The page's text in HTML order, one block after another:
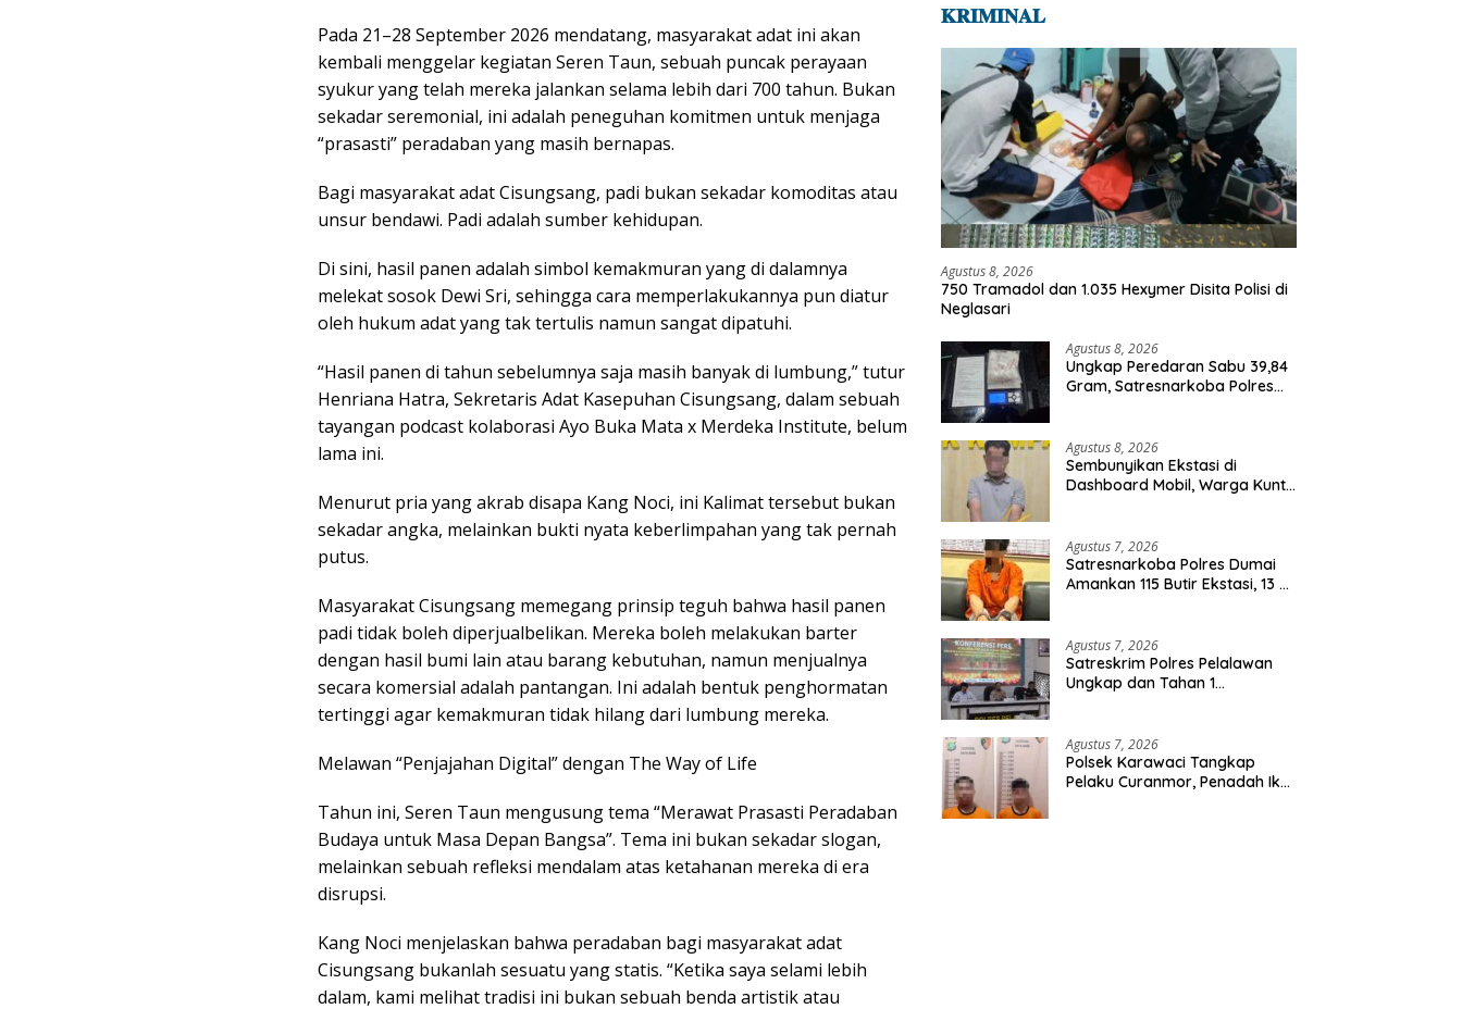
Pada 21–28 September 2026 mendatang, masyarakat adat ini akan
kembali menggelar kegiatan Seren Taun, sebuah puncak perayaan
syukur yang telah mereka jalankan selama lebih dari 700 tahun. Bukan
sekadar seremonial, ini adalah peneguhan komitmen untuk menjaga
“prasasti” peradaban yang masih bernapas.
Bagi masyarakat adat Cisungsang, padi bukan sekadar komoditas atau
unsur bendawi. Padi adalah sumber kehidupan.
Di sini, hasil panen adalah simbol kemakmuran yang di dalamnya
melekat sosok Dewi Sri, sehingga cara memperlakukannya pun diatur
oleh hukum adat yang tak tertulis namun sangat dipatuhi.
“Hasil panen di tahun sebelumnya saja masih banyak di lumbung,” tutur
Henriana Hatra, Sekretaris Adat Kasepuhan Cisungsang, dalam sebuah
tayangan podcast kolaborasi Ayo Buka Mata x Merdeka Institute, belum
lama ini.
Menurut pria yang akrab disapa Kang Noci, ini Kalimat tersebut bukan
sekadar angka, melainkan bukti nyata keberlimpahan yang tak pernah
putus.
Masyarakat Cisungsang memegang prinsip teguh bahwa hasil panen
padi tidak boleh diperjualbelikan. Mereka boleh melakukan barter
dengan hasil bumi lain atau barang kebutuhan, namun menjualnya
secara komersial adalah pantangan. Ini adalah bentuk penghormatan
tertinggi agar kemakmuran tidak hilang dari lumbung mereka.
Melawan “Penjajahan Digital” dengan The Way of Life
Tahun ini, Seren Taun mengusung tema “Merawat Prasasti Peradaban
Budaya untuk Masa Depan Bangsa”. Tema ini bukan sekadar slogan,
melainkan sebuah refleksi mendalam atas ketahanan mereka di era
disrupsi.
Kang Noci menjelaskan bahwa peradaban bagi masyarakat adat
Cisungsang bukanlah sesuatu yang statis. “Ketika saya selami lebih
dalam, kami melihat tradisi ini bukan sebuah benda artistik atau
𝐊𝐑𝐈𝐌𝐈𝐍𝐀𝐋
Agustus 8, 2026
750 Tramadol dan 1.035 Hexymer Disita Polisi di
Neglasari
Agustus 8, 2026
Ungkap Peredaran Sabu 39,84
Gram, Satresnarkoba Polres
Agustus 8, 2026
Sembunyikan Ekstasi di
Dashboard Mobil, Warga Kuntu
Agustus 7, 2026
Satresnarkoba Polres Dumai
Amankan 115 Butir Ekstasi, 13 Pil
Agustus 7, 2026
Satreskrim Polres Pelalawan
Ungkap dan Tahan 1
Agustus 7, 2026
Polsek Karawaci Tangkap
Pelaku Curanmor, Penadah Ikut